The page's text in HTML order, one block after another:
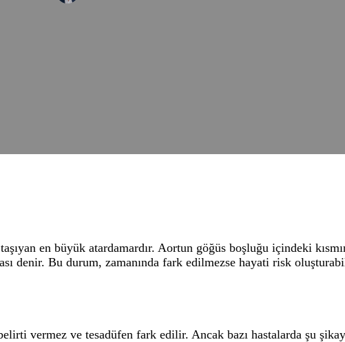
en büyük atardamardır. Aortun göğüs boşluğu içindeki
denir. Bu durum, zamanında fark edilmezse hayati risk
vermez ve tesadüfen fark edilir. Ancak bazı hastalarda şu